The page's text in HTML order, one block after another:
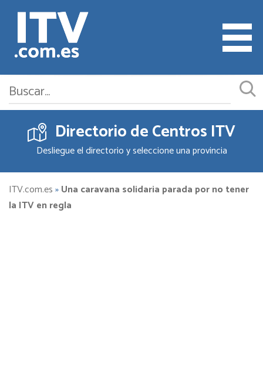
Cita ITV
Cambiar o Anular Cita
Empresas ITV
Documentación
Directorio de Centros ITV
Desliegue el directorio y seleccione una provincia
ITV.com.es»Una caravana solidaria parada por no tener
la ITV en regla